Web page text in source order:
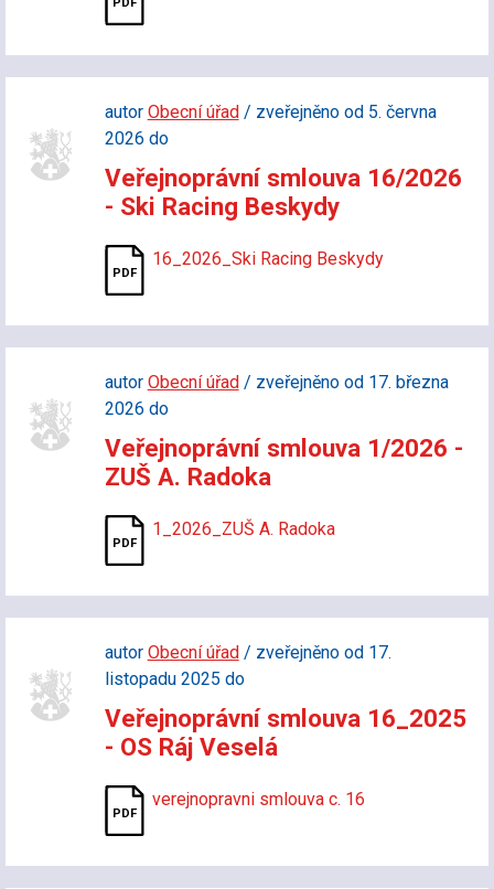
autor Obecní úřad/ zveřejněno od 5. června
2026 do
Veřejnoprávní smlouva 16/2026
- Ski Racing Beskydy
16_2026_Ski Racing Beskydy
autor Obecní úřad/ zveřejněno od 17. března
2026 do
Veřejnoprávní smlouva 1/2026 -
ZUŠ A. Radoka
1_2026_ZUŠ A. Radoka
autor Obecní úřad/ zveřejněno od 17.
listopadu 2025 do
Veřejnoprávní smlouva 16_2025
- OS Ráj Veselá
verejnopravni smlouva c. 16